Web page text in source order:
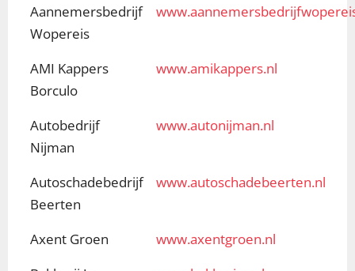
Aannemersbedrijf
Wopereis
AMI Kappers
Borculo
www.amikappers.nl
Autobedrijf
Nijman
www.autonijman.nl
Autoschadebedrijf
Beerten
www.autoschadebeerten.nl
Axent Groen
www.axentgroen.nl